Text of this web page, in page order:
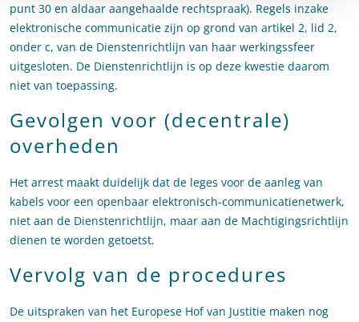
punt 30 en aldaar aangehaalde rechtspraak). Regels inzake
elektronische communicatie zijn op grond van artikel 2, lid 2,
onder c, van de Dienstenrichtlijn van haar werkingssfeer
uitgesloten. De Dienstenrichtlijn is op deze kwestie daarom
niet van toepassing.
Gevolgen voor (decentrale)
overheden
Het arrest maakt duidelijk dat de leges voor de aanleg van
kabels voor een openbaar elektronisch-communicatienetwerk,
niet aan de Dienstenrichtlijn, maar aan de Machtigingsrichtlijn
dienen te worden getoetst.
Vervolg van de procedures
De uitspraken van het Europese Hof van Justitie maken nog